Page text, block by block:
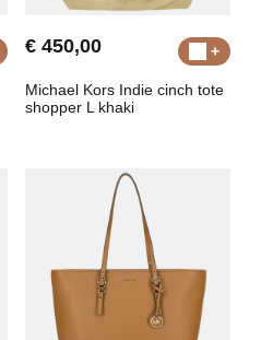
€ 450,00
Michael Kors Indie cinch tote
shopper L khaki